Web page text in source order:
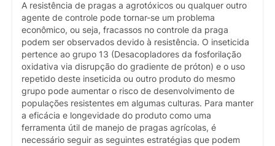
A resistência de pragas a agrotóxicos ou qualquer outro
agente de controle pode tornar-se um problema
econômico, ou seja, fracassos no controle da praga
podem ser observados devido à resistência. O inseticida
pertence ao grupo 13 (Desacopladores da fosforilação
oxidativa via disrupção do gradiente de próton) e o uso
repetido deste inseticida ou outro produto do mesmo
grupo pode aumentar o risco de desenvolvimento de
populações resistentes em algumas culturas. Para manter
a eficácia e longevidade do produto como uma
ferramenta útil de manejo de pragas agrícolas, é
necessário seguir as seguintes estratégias que podem